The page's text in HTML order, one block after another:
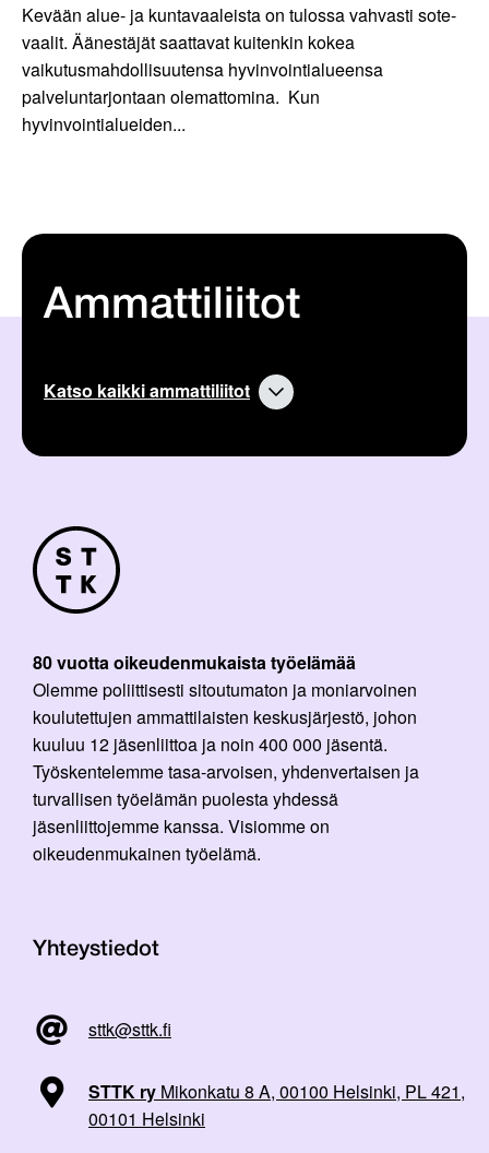
Kevään alue- ja kuntavaaleista on tulossa vahvasti sote-
vaalit. Äänestäjät saattavat kuitenkin kokea
vaikutusmahdollisuutensa hyvinvointialueensa
palveluntarjontaan olemattomina. Kun
hyvinvointialueiden...
Ammattiliitot
Katso kaikki ammattiliitot
80 vuotta oikeudenmukaista työelämää
Olemme poliittisesti sitoutumaton ja moniarvoinen
koulutettujen ammattilaisten keskusjärjestö, johon
kuuluu 12 jäsenliittoa ja noin 400 000 jäsentä.
Työskentelemme tasa-arvoisen, yhdenvertaisen ja
turvallisen työelämän puolesta yhdessä
jäsenliittojemme kanssa. Visiomme on
oikeudenmukainen työelämä.
Yhteystiedot
sttk@sttk.fi
STTK ry Mikonkatu 8 A, 00100 Helsinki, PL 421,
00101 Helsinki